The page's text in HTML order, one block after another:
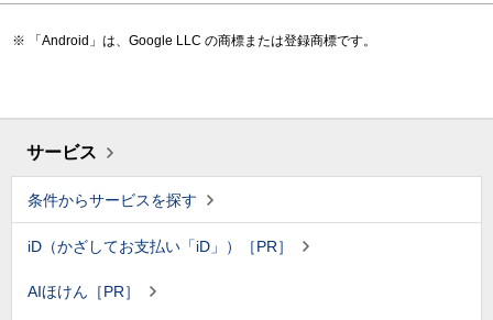
「Android」は、Google LLC の商標または登録商標です。
サービス
条件からサービスを探す
iD（かざしてお支払い「iD」）［PR］
AIほけん［PR］